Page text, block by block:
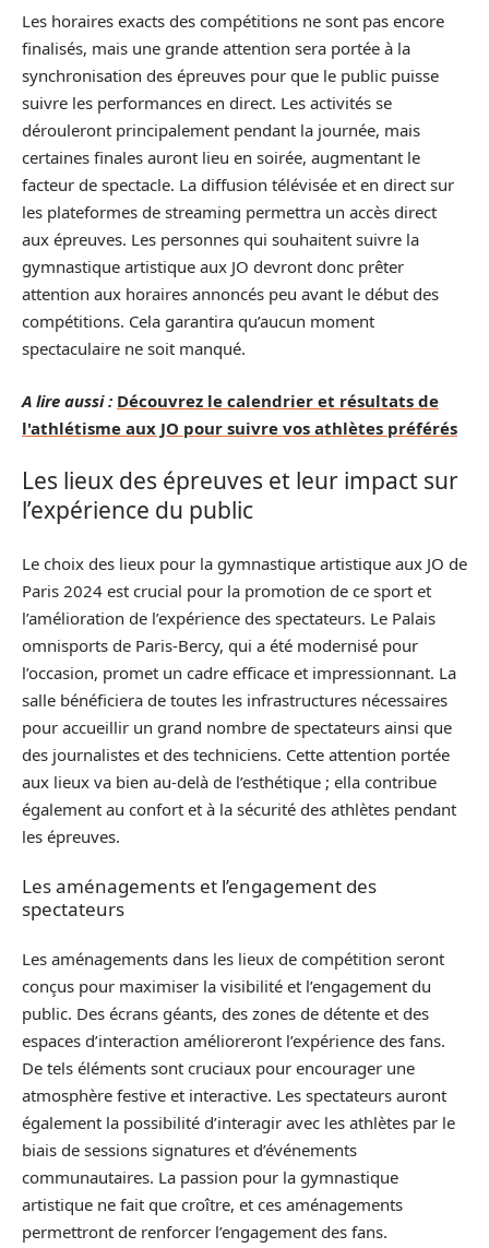
Les horaires exacts des compétitions ne sont pas encore
finalisés, mais une grande attention sera portée à la
synchronisation des épreuves pour que le public puisse
suivre les performances en direct. Les activités se
dérouleront principalement pendant la journée, mais
certaines finales auront lieu en soirée, augmentant le
facteur de spectacle. La diffusion télévisée et en direct sur
les plateformes de streaming permettra un accès direct
aux épreuves. Les personnes qui souhaitent suivre la
gymnastique artistique aux JO devront donc prêter
attention aux horaires annoncés peu avant le début des
compétitions. Cela garantira qu’aucun moment
spectaculaire ne soit manqué.
A lire aussi : Découvrez le calendrier et résultats de
l'athlétisme aux JO pour suivre vos athlètes préférés
Les lieux des épreuves et leur impact sur
l’expérience du public
Le choix des lieux pour la gymnastique artistique aux JO de
Paris 2024 est crucial pour la promotion de ce sport et
l’amélioration de l’expérience des spectateurs. Le Palais
omnisports de Paris-Bercy, qui a été modernisé pour
l’occasion, promet un cadre efficace et impressionnant. La
salle bénéficiera de toutes les infrastructures nécessaires
pour accueillir un grand nombre de spectateurs ainsi que
des journalistes et des techniciens. Cette attention portée
aux lieux va bien au-delà de l’esthétique ; ella contribue
également au confort et à la sécurité des athlètes pendant
les épreuves.
Les aménagements et l’engagement des
spectateurs
Les aménagements dans les lieux de compétition seront
conçus pour maximiser la visibilité et l’engagement du
public. Des écrans géants, des zones de détente et des
espaces d’interaction amélioreront l’expérience des fans.
De tels éléments sont cruciaux pour encourager une
atmosphère festive et interactive. Les spectateurs auront
également la possibilité d’interagir avec les athlètes par le
biais de sessions signatures et d’événements
communautaires. La passion pour la gymnastique
artistique ne fait que croître, et ces aménagements
permettront de renforcer l’engagement des fans.